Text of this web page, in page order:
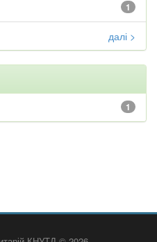
1
далі >
1